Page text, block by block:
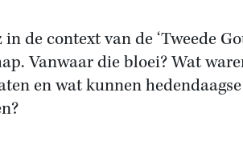
de context van de ‘Tweede
Vanwaar die bloei? Wat
en wat kunnen hedendaagse